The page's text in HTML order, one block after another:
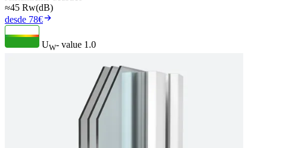
≈45 Rw(dB)
desde 78€
UW- value 1.0